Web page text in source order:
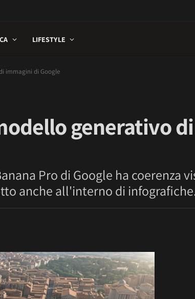
LIFESTYLE
immagini di Google
generativo di
Pro di Google ha coerenza
anche all'interno di